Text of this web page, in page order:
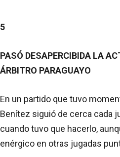
5
PASÓ DESAPERCIBIDA LA
ÁRBITRO PARAGUAYO
En un partido que tuvo
Benítez siguió de cerca cada
cuando tuvo que hacerlo,
enérgico en otras jugadas